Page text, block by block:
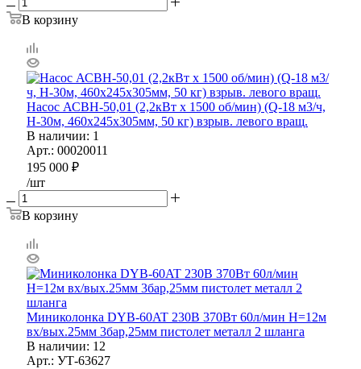
В корзину
Насос АСВН-50,01 (2,2кВт х 1500 об/мин) (Q-18 м3/ч,
Н-30м, 460х245х305мм, 50 кг) взрыв. левого вращ.
В наличии: 1
Арт.: 00020011
195 000 ₽
/шт
В корзину
Миниколонка DYB-60AT 230В 370Вт 60л/мин Н=12м
вх/вых.25мм 3бар,25мм пистолет металл 2 шланга
В наличии: 12
Арт.: УТ-63627